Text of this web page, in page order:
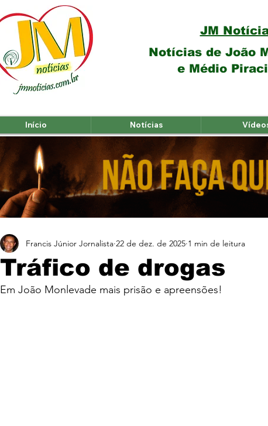
Notícias de João
e Médio
JM
Início Notícias
Tráfico de drogas
Francis Júnior Jornalista 22 de dez. de 2025 1 min de leitura
Em João Monlevade mais prisão e apreensões!